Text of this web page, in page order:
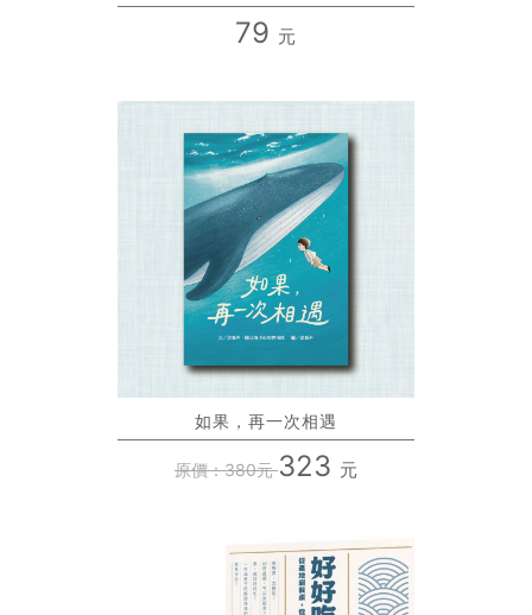
79 元
如果，再一次相遇
原價：380元323 元